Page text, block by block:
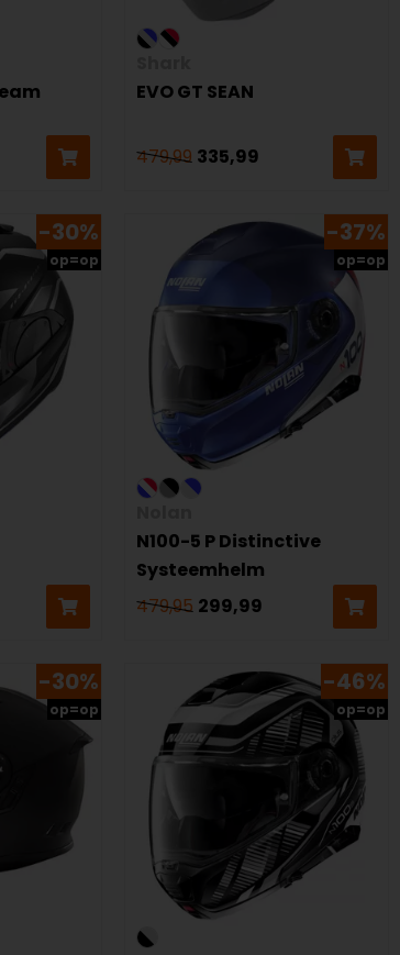
EVO GT SEAN
479,99 335,99
-30%
op=op
-37%
op=op
N100-5 P Distinctive
Systeemhelm
479,95 299,99
-30%
op=op
-46%
op=op